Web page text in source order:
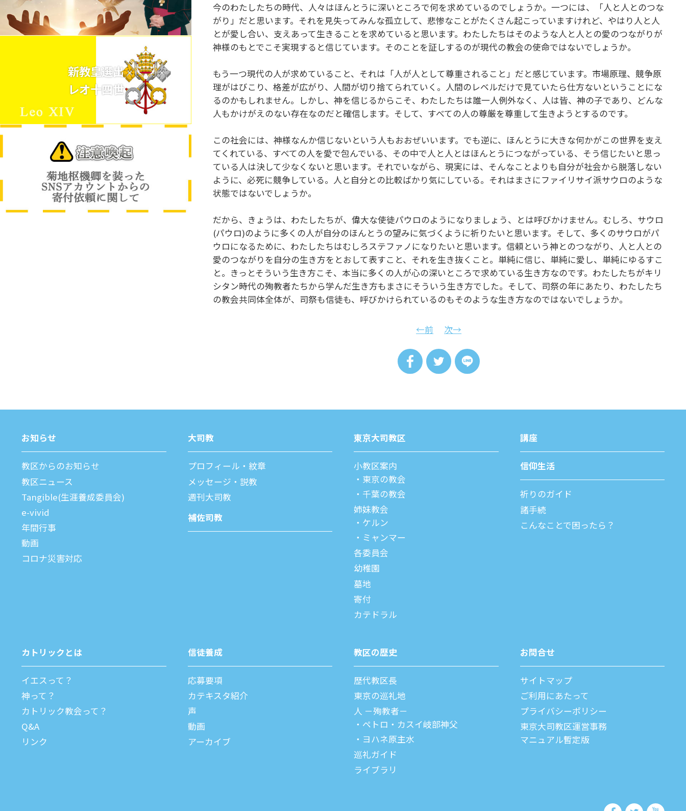
今のわたしたちの時代、人々はほんとうに深いところで何を求めているのでしょうか。一つには、「人と人とのつな
がり」だと思います。それを見失ってみんな孤立して、悲惨なことがたくさん起こっていますけれど、やはり人と人
とが愛し合い、支えあって生きることを求めていると思います。わたしたちはそのような人と人との愛のつながりが
神様のもとでこそ実現すると信じています。そのことを証しするのが現代の教会の使命ではないでしょうか。
もう一つ現代の人が求めていること、それは「人が人として尊重されること」だと感じています。市場原理、競争原
理がはびこり、格差が広がり、人間が切り捨てられていく。人間のレベルだけで見ていたら仕方ないということにな
るのかもしれません。しかし、神を信じるからこそ、わたしたちは誰一人例外なく、人は皆、神の子であり、どんな
人もかけがえのない存在なのだと確信します。そして、すべての人の尊厳を尊重して生きようとするのです。
この社会には、神様なんか信じないという人もおおぜいいます。でも逆に、ほんとうに大きな何かがこの世界を支え
てくれている、すべての人を愛で包んでいる、その中で人と人とはほんとうにつながっている、そう信じたいと思っ
ている人は決して少なくないと思います。それでいながら、現実には、そんなことよりも自分が社会から脱落しない
ように、必死に競争している。人と自分との比較ばかり気にしている。それはまさにファイリサイ派サウロのような
状態ではないでしょうか。
だから、きょうは、わたしたちが、偉大な使徒パウロのようになりましょう、とは呼びかけません。むしろ、サウロ
(パウロ)のように多くの人が自分のほんとうの望みに気づくように祈りたいと思います。そして、多くのサウロがパ
ウロになるために、わたしたちはむしろステファノになりたいと思います。信頼という神とのつながり、人と人との
愛のつながりを自分の生き方をとおして表すこと、それを生き抜くこと。単純に信じ、単純に愛し、単純にゆるすこ
と。きっとそういう生き方こそ、本当に多くの人が心の深いところで求めている生き方なのです。わたしたちがキリ
シタン時代の殉教者たちから学んだ生き方もまさにそういう生き方でした。そして、司祭の年にあたり、わたしたち
の教会共同体全体が、司祭も信徒も、呼びかけられているのもそのような生き方なのではないでしょうか。
←前 次→
新教皇選出
レオ十四世
お知らせ
教区からのお知らせ
教区ニュース
Tangible(生涯養成委員会)
e-vivid
年間⾏事
動画
コロナ災害対応
⼤司教
プロフィール・紋章
メッセージ・説教
週刊⼤司教
補佐司教
東京⼤司教区
⼩教区案内
東京の教会
千葉の教会
姉妹教会
ケルン
ミャンマー
各委員会
幼稚園
墓地
寄付
カテドラル
講座
信仰⽣活
祈りのガイド
諸⼿続
こんなことで困ったら？
カトリックとは
イエスって？
神って？
カトリック教会って？
Q&A
リンク
信徒養成
応募要項
カテキスタ紹介
声
動画
アーカイブ
教区の歴史
歴代教区⻑
東京の巡礼地
⼈ －殉教者－
ペトロ・カスイ岐部神父
ヨハネ原主水
巡礼ガイド
ライブラリ
お問合せ
サイトマップ
ご利⽤にあたって
プライバシーポリシー
東京大司教区運営事務
マニュアル暫定版